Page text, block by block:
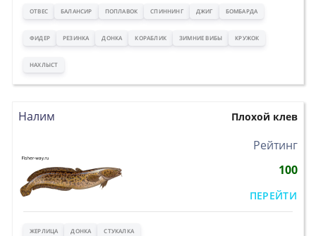
ОТВЕС БАЛАНСИР ПОПЛАВОК СПИННИНГ ДЖИГ БОМБАРДА
ФИДЕР РЕЗИНКА ДОНКА КОРАБЛИК ЗИМНИЕ ВИБЫ КРУЖОК
НАХЛЫСТ
Налим Плохой клев
Рейтинг
100
ПЕРЕЙТИ
ЖЕРЛИЦА ДОНКА СТУКАЛКА